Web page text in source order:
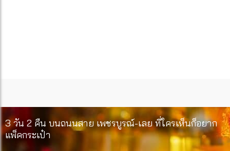
3 วัน 2 คืน บนถนนสาย เพชรบูรณ์-เลย ที่ใครเห็นก็อยาก
แพ็คกระเป๋า